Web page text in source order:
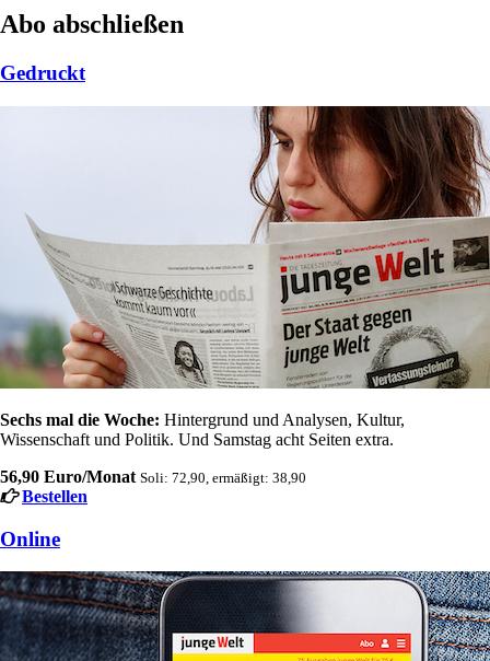
Abo abschließen
Gedruckt
Sechs mal die Woche: Hintergrund und Analysen, Kultur,
Wissenschaft und Politik. Und Samstag acht Seiten extra.
56,90 Euro/Monat Soli: 72,90, ermäßigt: 38,90
Bestellen
Online